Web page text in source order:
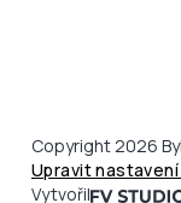
Copyright 2026
Upravit
Vytvořil